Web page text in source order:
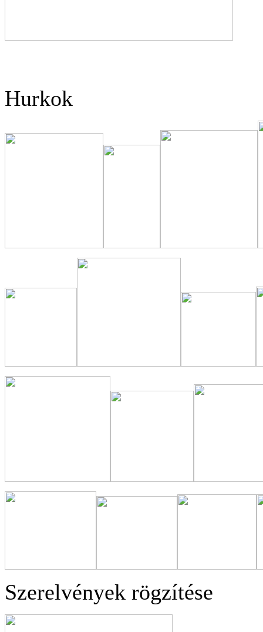
Hurkok
Szerelvények rögzítése